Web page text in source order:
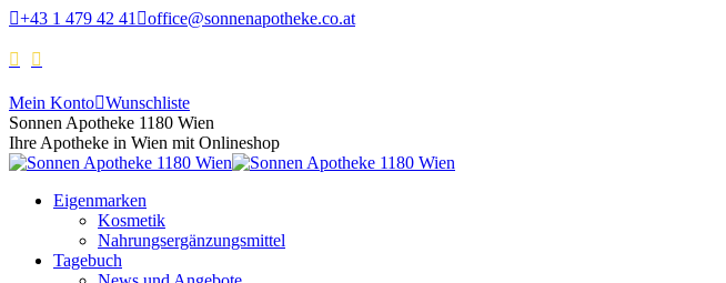
+43 1 479 42 41 office@sonnenapotheke.co.at
Mein Konto Wunschliste
Sonnen Apotheke 1180 Wien
Ihre Apotheke in Wien mit Onlineshop
Eigenmarken
Kosmetik
Nahrungsergänzungsmittel
Tagebuch